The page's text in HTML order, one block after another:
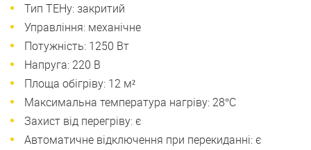
Тип ТЕНу: закритий
Управління: механічне
Потужність: 1250 Вт
Напруга: 220 В
Площа обігріву: 12 м²
Максимальна температура нагріву: 28°C
Захист від перегріву: є
Автоматичне відключення при перекиданні: є